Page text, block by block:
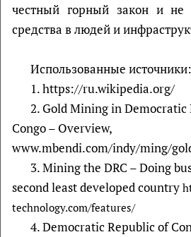
честный горный закон и не
средства в людей и
Использованные источники:
1. https://ru.wikipedia.org/
2. Gold Mining in Democratic
Congo – Overview,
www.mbendi.com/indy/ming/
3. Mining the DRC – Doing
second least developed country
technology.com/features/
4. Democratic Republic of